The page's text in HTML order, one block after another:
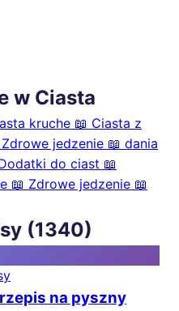
w Ciasta
kruche 📖 Ciasta z
Zdrowe jedzenie 📖 dania
do ciast 📖
📖 Zdrowe jedzenie 📖
(1340)
na pyszny